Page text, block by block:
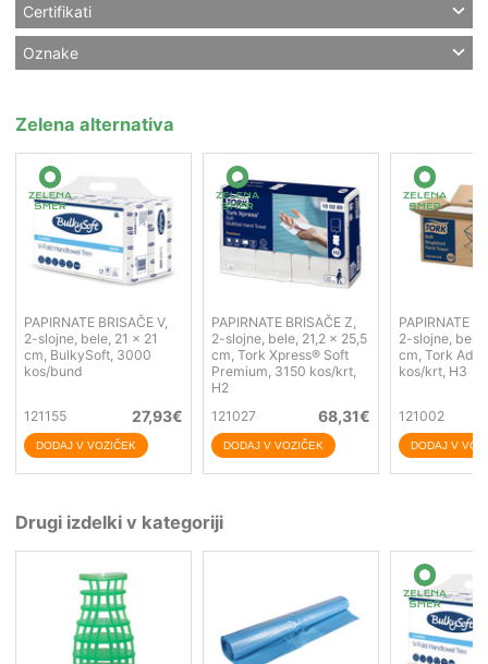
Certifikati
Oznake
Zelena alternativa
PAPIRNATE BRISAČE V,
2-slojne, bele, 21 x 21
cm, BulkySoft, 3000
kos/bund
121155 27,93€
PAPIRNATE BRISAČE Z,
2-slojne, bele, 21,2 x 25,5
cm, Tork Xpress® Soft
Premium, 3150 kos/krt,
H2
121027
68,31€
PAPIRNATE
2-slojne,
cm, Tork
kos/krt, H3
121002
Drugi izdelki v kategoriji